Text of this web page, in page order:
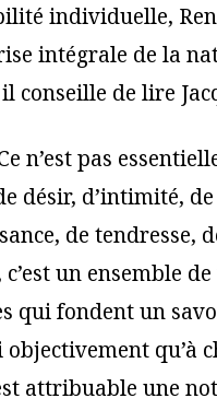
individuelle,
intégrale de la
conseille de lire
n’est pas
désir, d’intimité, de
de tendresse,
c’est un ensemble
qui fondent un
objectivement qu’à
attribuable une